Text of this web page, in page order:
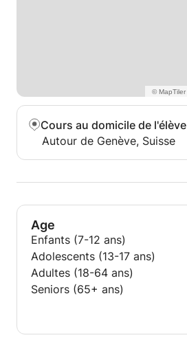
Cours au domicile de l'élève
Autour de Genève, Suisse
Age
Enfants (7-12 ans)
Adolescents (13-17 ans)
Adultes (18-64 ans)
Seniors (65+ ans)